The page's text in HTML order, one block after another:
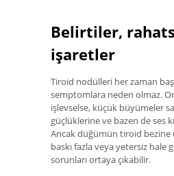
Belirtiler,
işaretler
Tiroid nodülleri her zaman
semptomlara neden olmaz.
işlevselse, küçük büyümeler
güçlüklerine ve bazen de ses
Ancak düğümün tiroid bezine
baskı fazla veya yetersiz hale
sorunları ortaya çıkabilir.